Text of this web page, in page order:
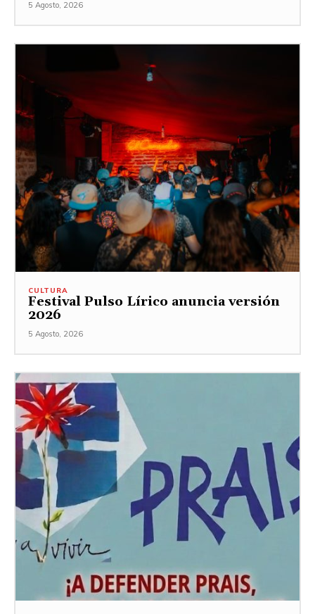
5 Agosto, 2026
CULTURA
Festival Pulso Lírico anuncia versión
2026
5 Agosto, 2026